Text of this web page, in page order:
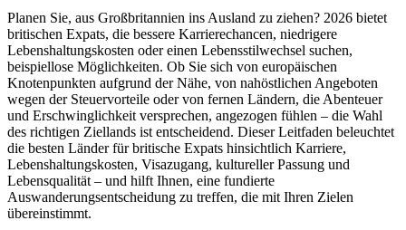
Planen Sie, aus Großbritannien ins Ausland zu ziehen? 2026 bietet
britischen Expats, die bessere Karrierechancen, niedrigere
Lebenshaltungskosten oder einen Lebensstilwechsel suchen,
beispiellose Möglichkeiten. Ob Sie sich von europäischen
Knotenpunkten aufgrund der Nähe, von nahöstlichen Angeboten
wegen der Steuervorteile oder von fernen Ländern, die Abenteuer
und Erschwinglichkeit versprechen, angezogen fühlen – die Wahl
des richtigen Ziellands ist entscheidend. Dieser Leitfaden beleuchtet
die besten Länder für britische Expats hinsichtlich Karriere,
Lebenshaltungskosten, Visazugang, kultureller Passung und
Lebensqualität – und hilft Ihnen, eine fundierte
Auswanderungsentscheidung zu treffen, die mit Ihren Zielen
übereinstimmt.